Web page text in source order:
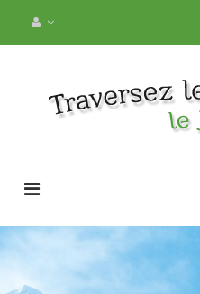
Basculer
navigation